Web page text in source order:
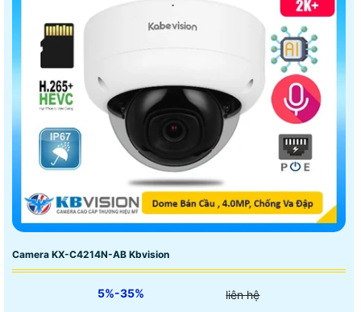
Camera KX-C4214N-AB Kbvision
5%-35% liên hệ